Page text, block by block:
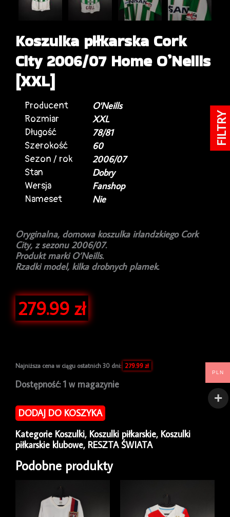
Koszulka piłkarska Cork
City 2006/07 Home O’Neills
[XXL]
Producent
O'Neills
Rozmiar
XXL
Długość
78/81
Szerokość
60
Sezon / rok
2006/07
Stan
Dobry
Wersja
Fanshop
Nameset
Nie
Oryginalna, domowa koszulka irlandzkiego Cork
City, z sezonu 2006/07.
Produkt marki O’Neills.
Rzadki model, kilka drobnych plamek.
279.99 zł
Najniższa cena w ciągu ostatnich 30 dni: 279.99 zł
Dostępność: 1 w magazynie
ilość
piłkarska
Cork
2006/07
Home
O'Neills
[XXL]
DODAJ DO KOSZYKA
Kategorie Koszulki, Koszulki piłkarskie, Koszulki
piłkarskie klubowe, RESZTA ŚWIATA
Podobne produkty
PLN
FILTRY